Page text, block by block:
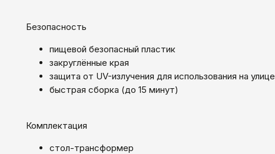
Безопасность
пищевой безопасный пластик
закруглённые края
защита от UV-излучения для использования на улице
быстрая сборка (до 15 минут)
Комплектация
стол-трансформер